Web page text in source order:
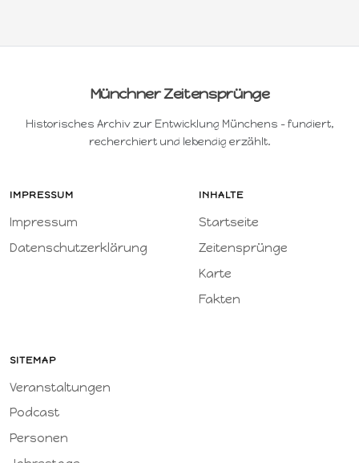
Münchner Zeitensprünge
Historisches Archiv zur Entwicklung Münchens – fundiert,
recherchiert und lebendig erzählt.
IMPRESSUM
Impressum
Datenschutzerklärung
INHALTE
Startseite
Zeitensprünge
Karte
Fakten
SITEMAP
Veranstaltungen
Podcast
Personen